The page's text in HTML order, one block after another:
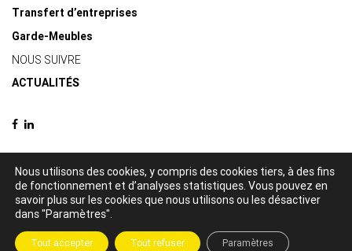
Transfert d’entreprises
Garde-Meubles
NOUS SUIVRE
ACTUALITÉS
© 2021 Delacquis déménagements -Mentions légales-Politique de
confidentialité
Création par
Nous utilisons des cookies, y compris des cookies tiers, à des fins
de fonctionnement et d’analyses statistiques. Vous pouvez en
savoir plus sur les cookies que nous utilisons ou les désactiver
dans "Paramètres".
Tout accepter Tout refuser Paramètres